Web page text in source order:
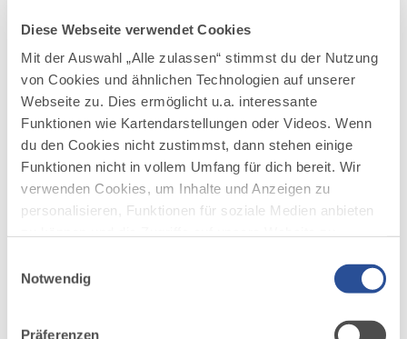
Diese Webseite verwendet Cookies
Mit der Auswahl „Alle zulassen“ stimmst du der Nutzung
von Cookies und ähnlichen Technologien auf unserer
Webseite zu. Dies ermöglicht u.a. interessante
Funktionen wie Kartendarstellungen oder Videos. Wenn
du den Cookies nicht zustimmst, dann stehen einige
Funktionen nicht in vollem Umfang für dich bereit. Wir
verwenden Cookies, um Inhalte und Anzeigen zu
personalisieren, Funktionen für soziale Medien anbieten
deiner Verwendung unserer Website an unsere Partner
Notwendig
Präferenzen
konzentrierten Pracht der Kirchen und dem
hoch sensiblen Spiel des Künstlers ergeben.
Einheimische und Gäste besuchen die
Konzerte teilweise schon seit Jahren
begeistert und sorgen für hohen Zuspruch.
Mit kurzen Moderationen nimmt er das
Publikum kenntnisreich und einfühlsam mit
hinein in die Welt der Gitarrenmusik.
Die Kritik lobte die.........berührende
Innigkeit.......sienes Spiels.